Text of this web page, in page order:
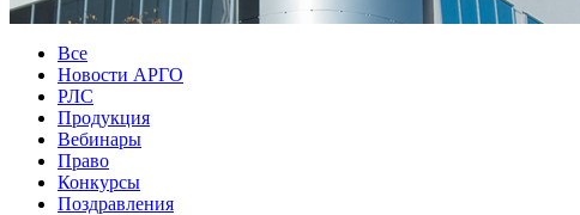
Все
Новости АРГО
РЛС
Продукция
Вебинары
Право
Конкурсы
Поздравления